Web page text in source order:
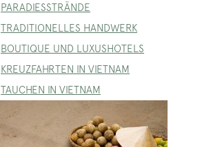
PARADIESSTRÄNDE
TRADITIONELLES HANDWERK
BOUTIQUE UND LUXUSHOTELS
KREUZFAHRTEN IN VIETNAM
TAUCHEN IN VIETNAM